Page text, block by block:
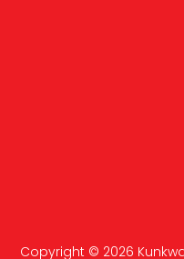
Copyright © 2026